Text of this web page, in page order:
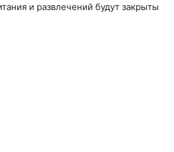
и развлечений будут закрыты